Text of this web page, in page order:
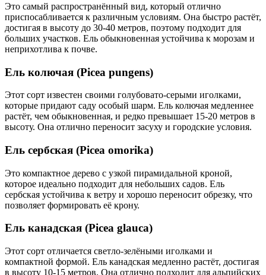
Это самый распространённый вид, который отлично
приспосабливается к различным условиям. Она быстро растёт,
достигая в высоту до 30-40 метров, поэтому подходит для
больших участков. Ель обыкновенная устойчива к морозам и
неприхотлива к почве.
Ель колючая (Picea pungens)
Этот сорт известен своими голубовато-серыми иголками,
которые придают саду особый шарм. Ель колючая медленнее
растёт, чем обыкновенная, и редко превышает 15-20 метров в
высоту. Она отлично переносит засуху и городские условия.
Ель сербская (Picea omorika)
Это компактное дерево с узкой пирамидальной кроной,
которое идеально подходит для небольших садов. Ель
сербская устойчива к ветру и хорошо переносит обрезку, что
позволяет формировать её крону.
Ель канадская (Picea glauca)
Этот сорт отличается светло-зелёными иголками и
компактной формой. Ель канадская медленно растёт, достигая
в высоту 10-15 метров. Она отлично подходит для альпийских